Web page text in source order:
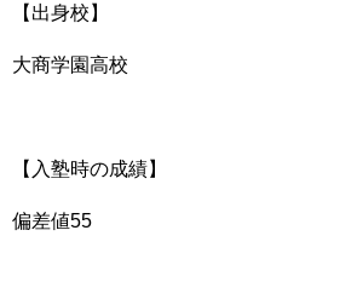
【出身校】
大商学園高校
【入塾時の成績】
偏差値55